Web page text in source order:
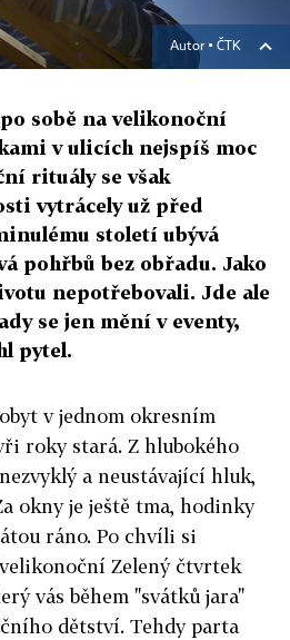
Autor ▪ ČTK
sobě na velikonoční
v ulicích nejspíš moc
rituály se však
vytrácely už před
století ubývá
pohřbů bez obřadu. Jako
nepotřebovali. Jde ale
se jen mění v eventy,
pytel.
v jednom okresním
roky stará. Z hlubokého
a neustávající hluk,
okny je ještě tma, hodinky
ráno. Po chvíli si
Zelený čtvrtek
vás během "svátků jara"
dětství. Tehdy parta